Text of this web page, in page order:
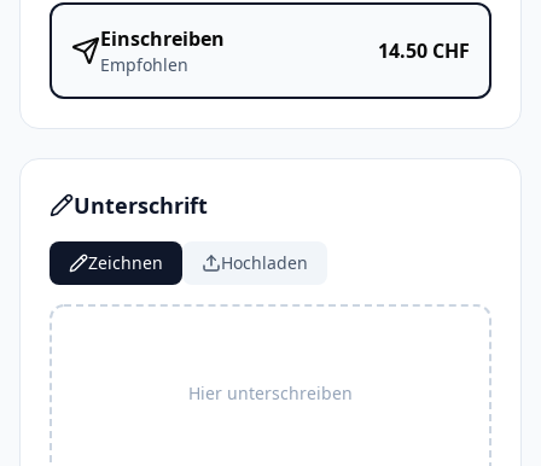
Einschreiben
Empfohlen
14.50 CHF
Unterschrift
Zeichnen Hochladen
Hier unterschreiben